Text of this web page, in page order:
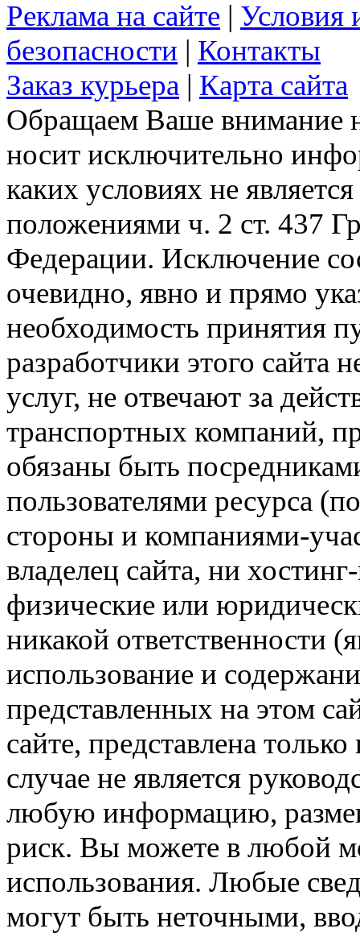
Реклама на сайте | Условия
безопасности | Контакты
Заказ курьера | Карта сайта
Обращаем Ваше внимание
носит исключительно
каких условиях не
положениями ч. 2 ст. 437
Федерации. Исключение
очевидно, явно и прямо
необходимость принятия
разработчики этого сайта
услуг, не отвечают за
транспортных компаний,
обязаны быть
пользователями ресурса
стороны и компаниями-
владелец сайта, ни
физические или
никакой ответственности
использование и
представленных на этом
сайте, представлена
случае не является
любую информацию,
риск. Вы можете в любой
использования. Любые
могут быть неточными,